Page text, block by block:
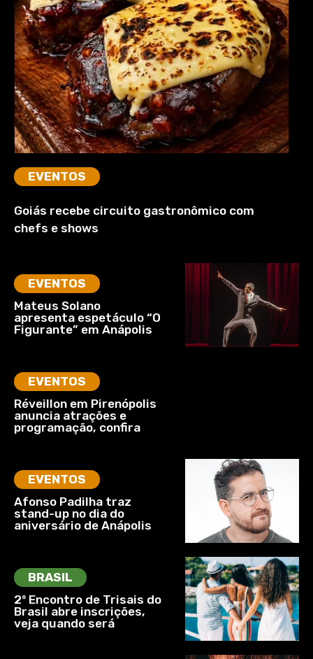
EVENTOS
Goiás recebe circuito gastronômico com
chefs e shows
EVENTOS
Mateus Solano
apresenta espetáculo “O
Figurante” em Anápolis
EVENTOS
Réveillon em Pirenópolis
anuncia atrações e
programação, confira
EVENTOS
Afonso Padilha traz
stand-up no dia do
aniversário de Anápolis
BRASIL
2º Encontro de Trisais do
Brasil abre inscrições,
veja quando será